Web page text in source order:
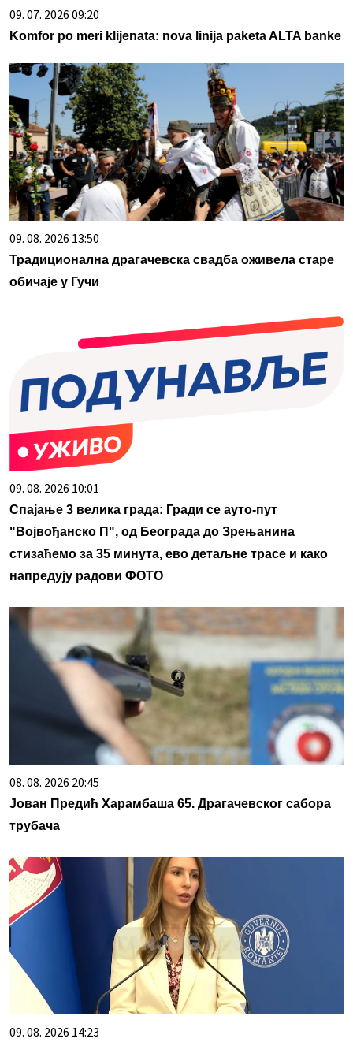
09. 07. 2026 09:20
Komfor po meri klijenata: nova linija paketa ALTA banke
09. 08. 2026 13:50
Традиционална драгачевска свадба оживела старе
обичаје у Гучи
09. 08. 2026 10:01
Спајање 3 велика града: Гради се ауто-пут
"Војвођанско П", од Београда до Зрењанина
стизаћемо за 35 минута, ево детаљне трасе и како
напредују радови ФОТО
08. 08. 2026 20:45
Јован Предић Харамбаша 65. Драгачевског сабора
трубача
09. 08. 2026 14:23